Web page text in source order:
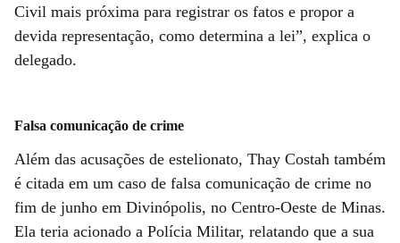
Civil mais próxima para registrar os fatos e propor a
devida representação, como determina a lei”, explica o
delegado.
Falsa comunicação de crime
Além das acusações de estelionato, Thay Costah também
é citada em um caso de falsa comunicação de crime no
fim de junho em Divinópolis, no Centro-Oeste de Minas.
Ela teria acionado a Polícia Militar, relatando que a sua